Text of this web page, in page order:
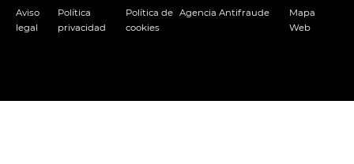
Aviso
legal
Política
privacidad
Política de
cookies
Agencia Antifraude
Mapa
Web